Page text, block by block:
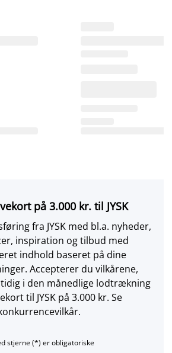
på 3.000 kr. til JYSK
fra JYSK med bl.a. nyheder,
inspiration og tilbud med
indhold baseret på dine
Accepterer du vilkårene,
i den månedlige lodtrækning
til JYSK på 3.000 kr. Se
stjerne (*) er obligatoriske